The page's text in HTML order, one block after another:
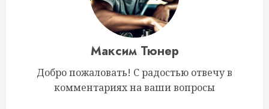
Максим Тюнер
Добро пожаловать! С радостью отвечу в
комментариях на ваши вопросы